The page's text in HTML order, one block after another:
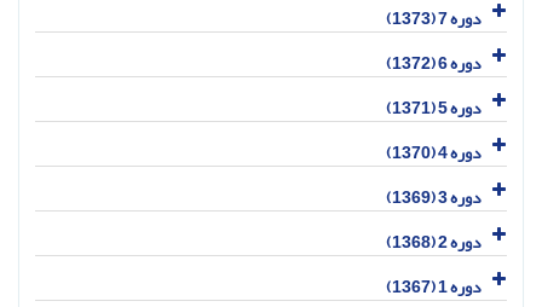
دوره 7 (1373)
دوره 6 (1372)
دوره 5 (1371)
دوره 4 (1370)
دوره 3 (1369)
دوره 2 (1368)
دوره 1 (1367)